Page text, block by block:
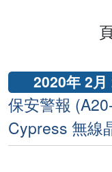
2020年 2月
保安警報
Cypress 無線